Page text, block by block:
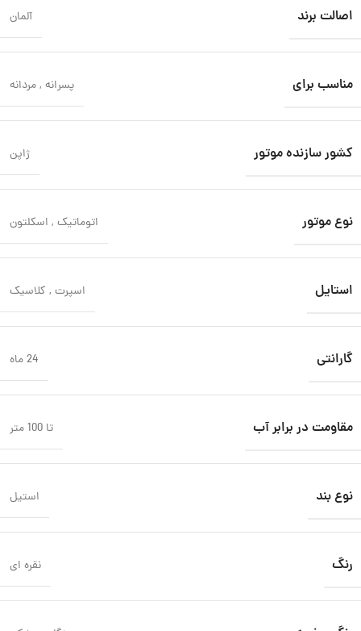
اصالت برند آلمان
مناسب برای پسرانه ,مردانه
کشور سازنده موتور ژاپن
نوع موتور اتوماتیک , اسکلتون
استایل اسپرت , کلاسیک
گارانتی 24 ماه
مقاومت در برابر آب تا 100 متر
نوع بند استیل
رنگ نقره ای